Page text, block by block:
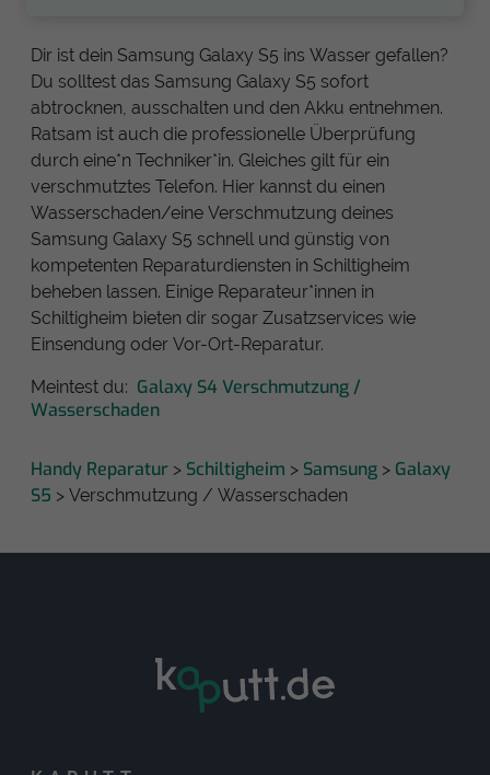
Dir ist dein Samsung Galaxy S5 ins Wasser gefallen?
Du solltest das Samsung Galaxy S5 sofort
abtrocknen, ausschalten und den Akku entnehmen.
Ratsam ist auch die professionelle Überprüfung
durch eine*n Techniker*in. Gleiches gilt für ein
verschmutztes Telefon. Hier kannst du einen
Wasserschaden/eine Verschmutzung deines
Samsung Galaxy S5 schnell und günstig von
kompetenten Reparaturdiensten in Schiltigheim
beheben lassen. Einige Reparateur*innen in
Schiltigheim bieten dir sogar Zusatzservices wie
Einsendung oder Vor-Ort-Reparatur.
Meintest du: Galaxy S4 Verschmutzung /
Wasserschaden
Handy Reparatur > Schiltigheim > Samsung > Galaxy
S5 > Verschmutzung / Wasserschaden